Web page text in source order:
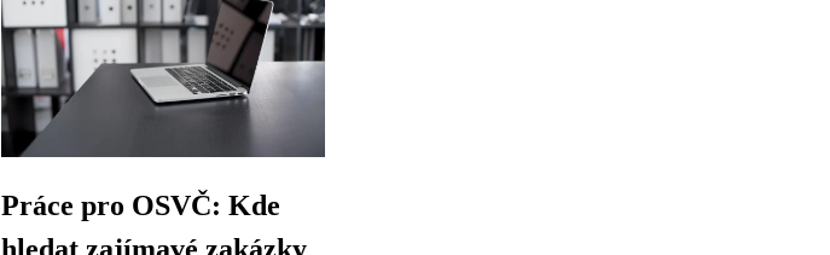
Práce pro OSVČ: Kde
hledat zajímavé zakázky